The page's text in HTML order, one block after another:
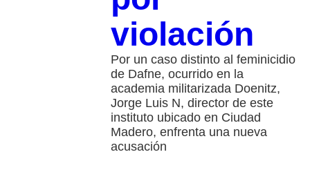
violación
Por un caso distinto al feminicidio
de Dafne, ocurrido en la
academia militarizada Doenitz,
Jorge Luis N, director de este
instituto ubicado en Ciudad
Madero, enfrenta una nueva
acusación